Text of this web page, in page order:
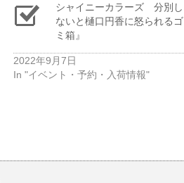
シャイニーカラーズ 分別し
ないと樋口円香に怒られるゴ
ミ箱』
2022年9月7日
In "イベント・予約・入荷情報"